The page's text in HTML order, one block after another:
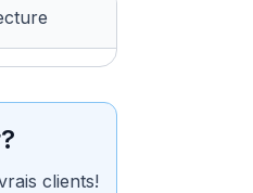
clients!